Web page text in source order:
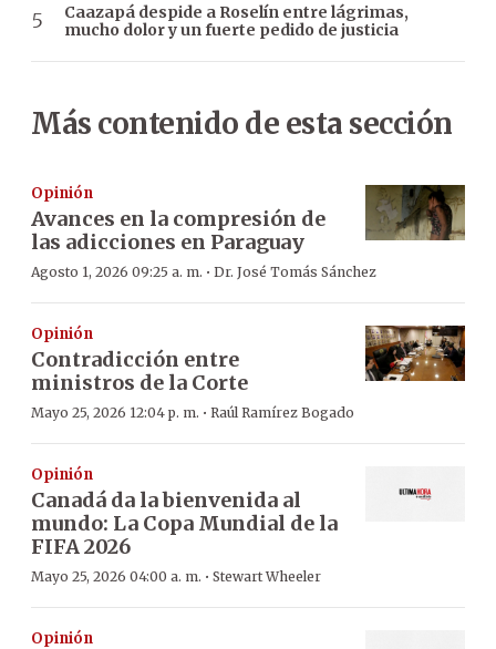
Caazapá despide a Roselín entre lágrimas,
mucho dolor y un fuerte pedido de justicia
Más contenido de esta sección
Opinión
Avances en la compresión de
las adicciones en Paraguay
Agosto 1, 2026 09:25 a. m. · Dr. José Tomás Sánchez
Opinión
Contradicción entre
ministros de la Corte
Mayo 25, 2026 12:04 p. m. · Raúl Ramírez Bogado
Opinión
Canadá da la bienvenida al
mundo: La Copa Mundial de la
FIFA 2026
Mayo 25, 2026 04:00 a. m. · Stewart Wheeler
Opinión